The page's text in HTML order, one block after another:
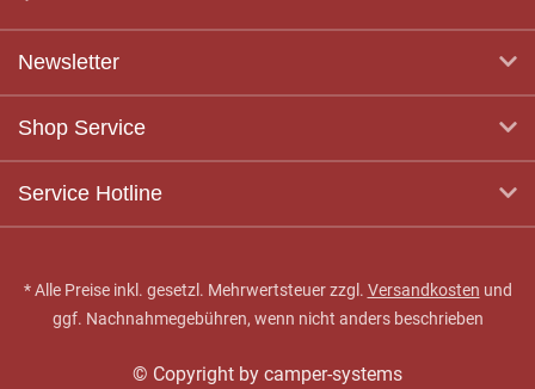
Service Hotline
Shop Service
Newsletter
* Alle Preise inkl. gesetzl. Mehrwertsteuer zzgl. Versandkosten und
ggf. Nachnahmegebühren, wenn nicht anders beschrieben
© Copyright by camper-systems